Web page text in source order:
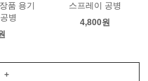
품 용기
병
스프레이 공병
4,800원
+